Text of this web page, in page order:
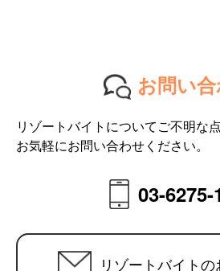
お問い
リゾートバイトについてご不明な
お気軽にお問い合わせください。
03-6275-
リゾートバイト